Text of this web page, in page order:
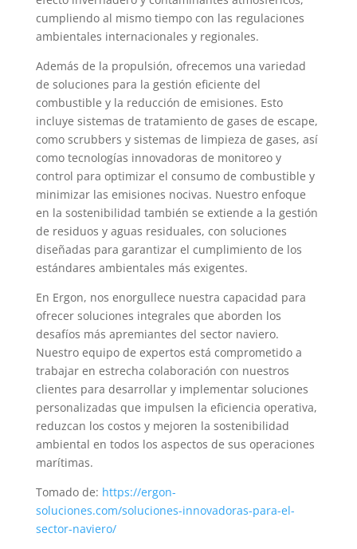
cumpliendo al mismo tiempo con las regulaciones
ambientales internacionales y regionales.
Además de la propulsión, ofrecemos una variedad
de soluciones para la gestión eficiente del
combustible y la reducción de emisiones. Esto
incluye sistemas de tratamiento de gases de escape,
como scrubbers y sistemas de limpieza de gases, así
como tecnologías innovadoras de monitoreo y
control para optimizar el consumo de combustible y
minimizar las emisiones nocivas. Nuestro enfoque
en la sostenibilidad también se extiende a la gestión
de residuos y aguas residuales, con soluciones
diseñadas para garantizar el cumplimiento de los
estándares ambientales más exigentes.
En Ergon, nos enorgullece nuestra capacidad para
ofrecer soluciones integrales que aborden los
desafíos más apremiantes del sector naviero.
Nuestro equipo de expertos está comprometido a
trabajar en estrecha colaboración con nuestros
clientes para desarrollar y implementar soluciones
personalizadas que impulsen la eficiencia operativa,
reduzcan los costos y mejoren la sostenibilidad
ambiental en todos los aspectos de sus operaciones
marítimas.
Tomado de: https://ergon-
soluciones.com/soluciones-innovadoras-para-el-
sector-naviero/